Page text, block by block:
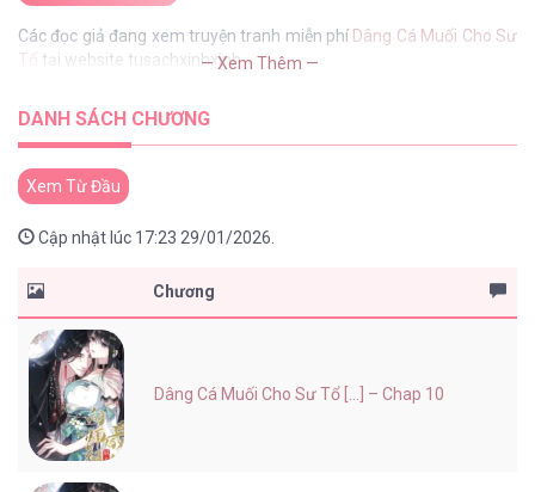
Các đọc giả đang xem truyện tranh miễn phí Dâng Cá Muối Cho Sư
Tổ
tại website tusachxinhxinh— Xem Thêm —
DANH SÁCH CHƯƠNG
Xem Từ Đầu
Cập nhật lúc 17:23 29/01/2026.
Chương
Dâng Cá Muối Cho Sư Tổ [...] – Chap 10